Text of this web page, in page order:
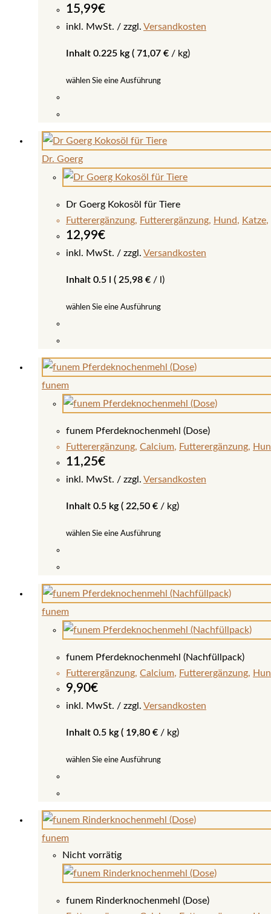
15,99€
inkl. MwSt. zzgl. Versandkosten
Inhalt 0.225 kg ( 71,07 € / kg)
wählen Sie eine Ausführung
Produkt
weist
mehrere
Varianten
Die
Optionen
können
der
Dr. Goerg
Dr Goerg Kokosöl für Tiere
Futterergänzung, Futterergänzung, Hund, Katze,
12,99€
inkl. MwSt. zzgl. Versandkosten
Inhalt 0.5 l ( 25,98 € / l)
wählen Sie eine Ausführung
Produkt
weist
mehrere
Varianten
Die
Optionen
können
der
funem
funem Pferdeknochenmehl (Dose)
Futterergänzung, Calcium, Futterergänzung,
11,25€
inkl. MwSt. zzgl. Versandkosten
Inhalt 0.5 kg ( 22,50 € / kg)
wählen Sie eine Ausführung
Produkt
weist
mehrere
Varianten
Die
Optionen
können
der
funem
funem Pferdeknochenmehl (Nachfüllpack)
Futterergänzung, Calcium, Futterergänzung,
9,90€
inkl. MwSt. zzgl. Versandkosten
Inhalt 0.5 kg ( 19,80 € / kg)
wählen Sie eine Ausführung
Produkt
weist
mehrere
Varianten
auf.
Optionen
funem
Nicht vorrätig
funem Rinderknochenmehl (Dose)